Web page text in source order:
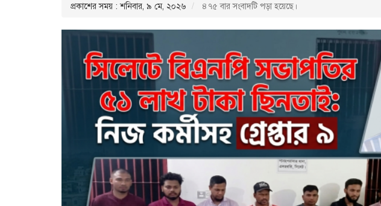
প্রকাশের সময় : শনিবার, ৯ মে, ২০২৬ ৪৭৫ বার সংবাদটি পড়া হয়েছে।